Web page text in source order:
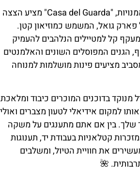
עבור אלה עם נטייה לאמנויות, "Casa del Guarda" מציע הצצה
גואל, המשמש כמוזיאון קטן.
קל למטיילים הנלהבים להעמיק
הגנים המפוסלים השונים והאלמנטים
מציעים פינות מושלמות למנוחה
בדוכנים המוכרים כיבוד ומלאכת
למקום אידיאלי לטעון מצברים ואולי
שלך. בין אם אתם מתענגים על משקה
קטלאניות בעבודת יד, תענוגות
את חוויית הטיול, ומשלבים
🌺